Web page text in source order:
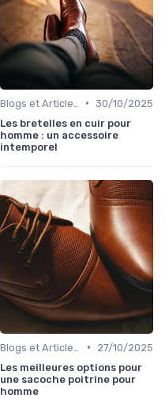
• 30/10/2025
Les bretelles en cuir pour
homme : un accessoire
intemporel
•
27/10/2025
Les meilleures options pour
une sacoche poitrine pour
homme